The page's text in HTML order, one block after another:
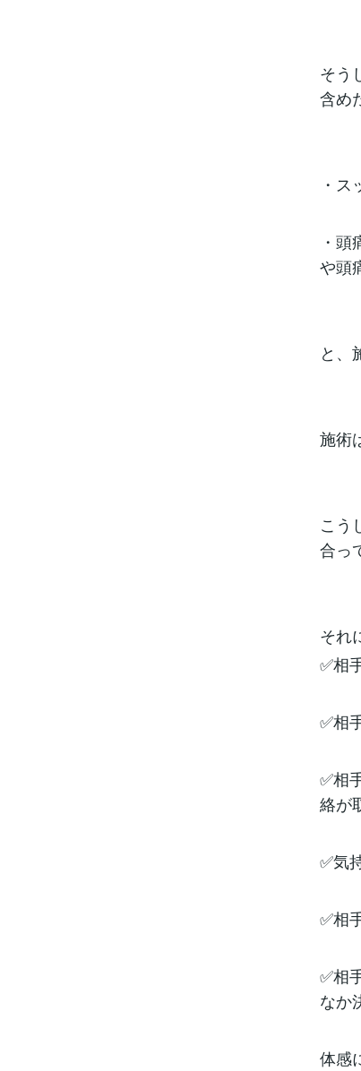
そう
含め
・
・
や頭
と、
施術
こう
合っ
それ
✅相
✅相
✅相
絡が
✅気
✅相
✅相
なか
体感